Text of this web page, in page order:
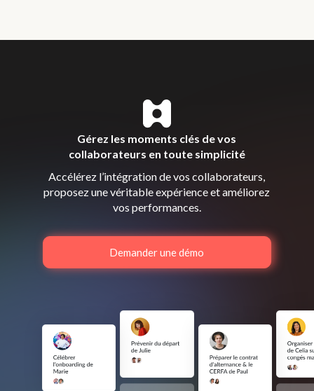
Gérez les moments clés de vos
collaborateurs en toute simplicité
Accélérez l’intégration de vos collaborateurs,
proposez une véritable expérience et améliorez
vos performances.
Demander une démo